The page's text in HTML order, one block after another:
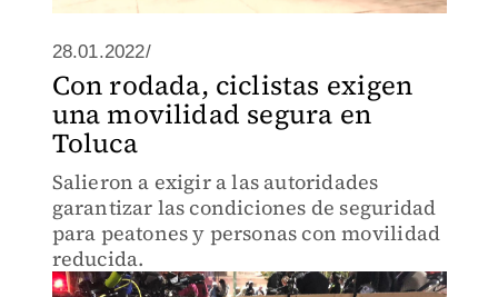
28.01.2022/
Con rodada, ciclistas exigen
una movilidad segura en
Toluca
Salieron a exigir a las autoridades
garantizar las condiciones de seguridad
para peatones y personas con movilidad
reducida.